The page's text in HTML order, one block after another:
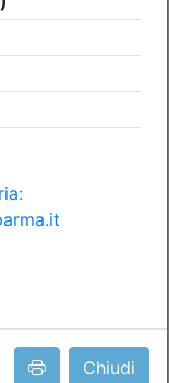
Chiudi
nel
organizzatore